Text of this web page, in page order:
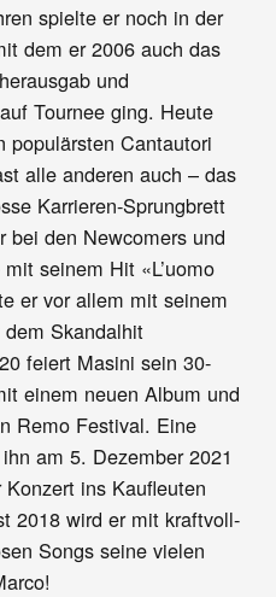
spielte er noch in der
dem er 2006 auch das
und
Tournee ging. Heute
populärsten Cantautori
alle anderen auch – das
Karrieren-Sprungbrett
bei den Newcomers und
seinem Hit «L’uomo
er vor allem mit seinem
dem Skandalhit
feiert Masini sein 30-
einem neuen Album und
Remo Festival. Eine
am 5. Dezember 2021
ins Kaufleuten
2018 wird er mit kraftvoll-
Songs seine vielen